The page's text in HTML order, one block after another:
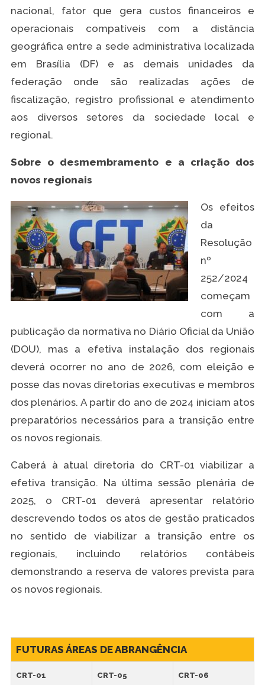
nacional, fator que gera custos financeiros e
operacionais compatíveis com a distância
geográfica entre a sede administrativa localizada
em Brasília (DF) e as demais unidades da
federação onde são realizadas ações de
fiscalização, registro profissional e atendimento
aos diversos setores da sociedade local e
regional.
Sobre o desmembramento e a criação dos
novos regionais
Os efeitos
da
Resolução
nº
252/2024
começam
com a
publicação da normativa no Diário Oficial da União
(DOU), mas a efetiva instalação dos regionais
deverá ocorrer no ano de 2026, com eleição e
posse das novas diretorias executivas e membros
dos plenários. A partir do ano de 2024 iniciam atos
preparatórios necessários para a transição entre
os novos regionais.
Caberá à atual diretoria do CRT-01 viabilizar a
efetiva transição. Na última sessão plenária de
2025, o CRT-01 deverá apresentar relatório
descrevendo todos os atos de gestão praticados
no sentido de viabilizar a transição entre os
regionais, incluindo relatórios contábeis
demonstrando a reserva de valores prevista para
os novos regionais.
FUTURAS ÁREAS DE ABRANGÊNCIA
CRT-01
CRT-05
CRT-06